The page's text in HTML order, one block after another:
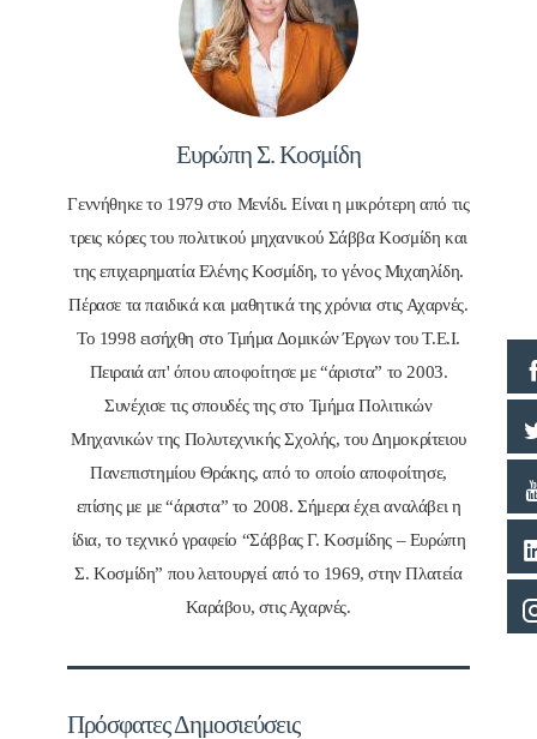
Ευρώπη Σ. Κοσμίδη
Γεννήθηκε το 1979 στο Μενίδι. Είναι η μικρότερη από τις
τρεις κόρες του πολιτικού μηχανικού Σάββα Κοσμίδη και
της επιχειρηματία Ελένης Κοσμίδη, το γένος Μιχαηλίδη.
Πέρασε τα παιδικά και μαθητικά της χρόνια στις Αχαρνές.
Το 1998 εισήχθη στο Τμήμα Δομικών Έργων του Τ.Ε.Ι.
Πειραιά απ' όπου αποφοίτησε με “άριστα” το 2003.
Συνέχισε τις σπουδές της στο Τμήμα Πολιτικών
Μηχανικών της Πολυτεχνικής Σχολής, του Δημοκρίτειου
Πανεπιστημίου Θράκης, από το οποίο αποφοίτησε,
επίσης με με “άριστα” το 2008. Σήμερα έχει αναλάβει η
ίδια, το τεχνικό γραφείο “Σάββας Γ. Κοσμίδης – Ευρώπη
Σ. Κοσμίδη” που λειτουργεί από το 1969, στην Πλατεία
Καράβου, στις Αχαρνές.
Πρόσφατες Δημοσιεύσεις